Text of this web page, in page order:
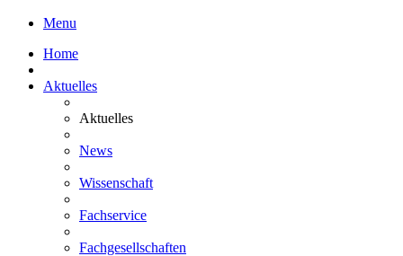
Menu
Home
Aktuelles
Aktuelles
News
Wissenschaft
Fachservice
Fachgesellschaften